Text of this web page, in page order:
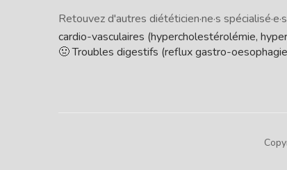
Retouvez d'autres diététicien·ne·s
cardio-vasculaires (hypercholestérolémie,
🤢 Troubles digestifs (reflux gastro-